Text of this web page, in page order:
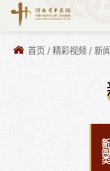
首页 /精彩视频 /新
新闻类